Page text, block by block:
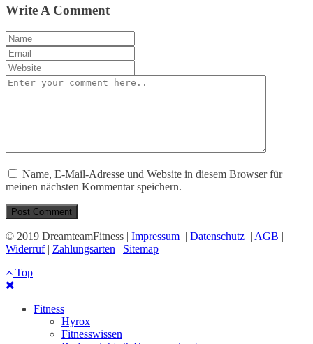
Write A Comment
Name, E-Mail-Adresse und Website in diesem Browser für
meinen nächsten Kommentar speichern.
© 2019 DreamteamFitness | Impressum | Datenschutz | AGB |
Widerruf| Zahlungsarten | Sitemap
Top
Fitness
Hyrox
Fitnesswissen